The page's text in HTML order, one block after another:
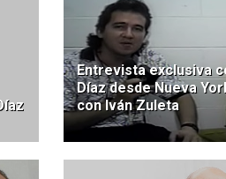
Entrevista exclusiva
Díaz desde Nueva
con Iván Zuleta